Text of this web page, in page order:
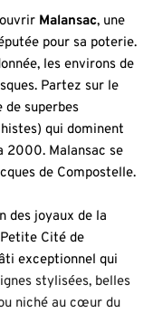
Malansac, une
pour sa poterie.
les environs de
Partez sur le
superbes
qui dominent
2000. Malansac se
de Compostelle.
des joyaux de la
Cité de
exceptionnel qui
stylisées, belles
niché au cœur du